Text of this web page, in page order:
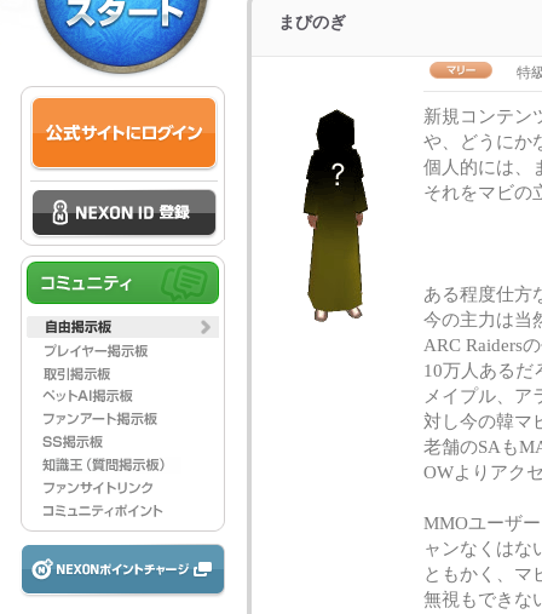
まびのぎ
特
新規コンテン
や、どうにか
個人的には、
それをマビの
ある程度仕方
今の主力は当
ARC Raiders
10万人あるだ
メイプル、ア
対し今の韓マ
老舗のSAも
OWよりアク
MMOユーザ
ャンなくはな
ともかく、マ
無視もできな